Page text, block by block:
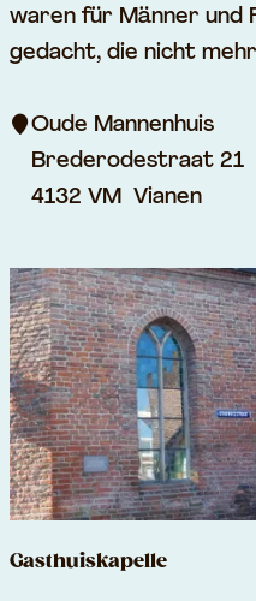
n
t
e
M
e
r
h
a
u
s
waren für Männer und
gedacht, die nicht mehr
Oude Mannenhuis
Brederodestraat 21
4132 VM Vianen
Gasthuiskapelle